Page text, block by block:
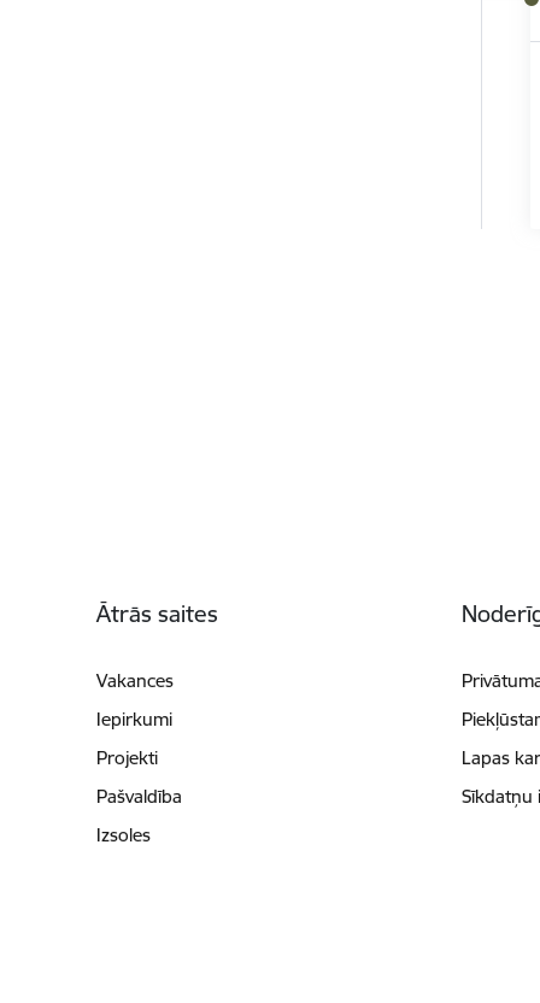
Ātrās saites
Vakances
Iepirkumi
Projekti
Pašvaldība
Izsoles
Lapas
Sīkdatņu